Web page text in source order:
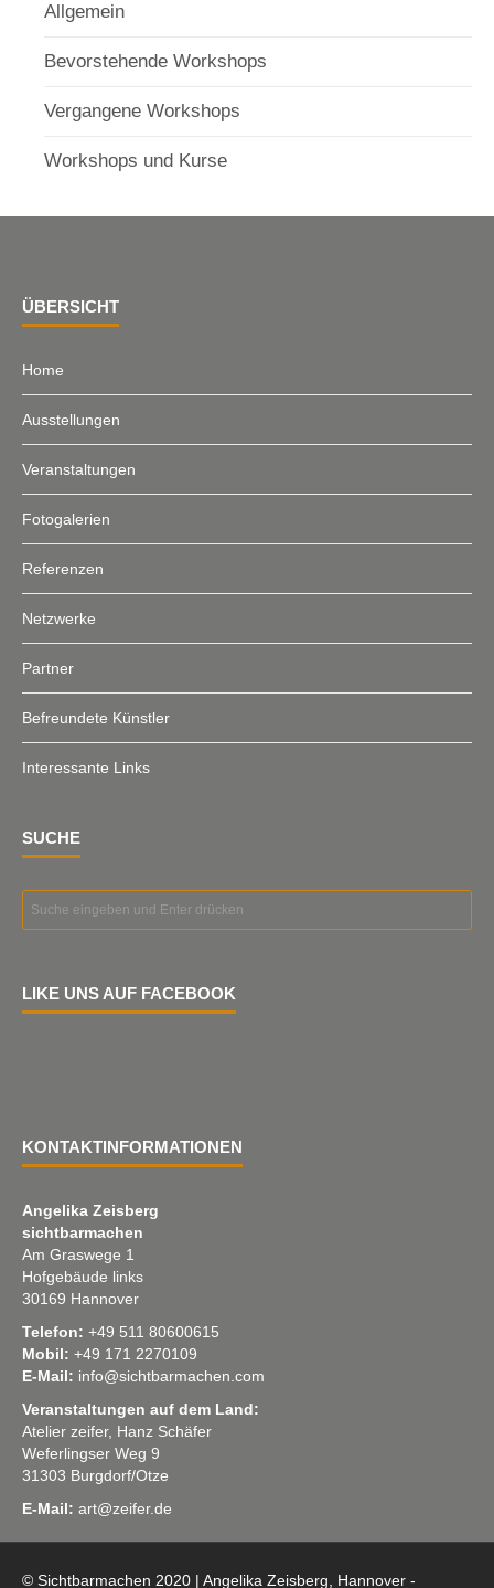
Allgemein
Bevorstehende Workshops
Vergangene Workshops
Workshops und Kurse
ÜBERSICHT
Home
Ausstellungen
Veranstaltungen
Fotogalerien
Referenzen
Netzwerke
Partner
Befreundete Künstler
Interessante Links
SUCHE
LIKE UNS AUF FACEBOOK
KONTAKTINFORMATIONEN
Angelika Zeisberg
sichtbarmachen
Am Graswege 1
Hofgebäude links
30169 Hannover
Telefon: +49 511 80600615
Mobil: +49 171 2270109
E-Mail: info@sichtbarmachen.com
Veranstaltungen auf dem Land:
Atelier zeifer, Hanz Schäfer
Weferlingser Weg 9
31303 Burgdorf/Otze
E-Mail: art@zeifer.de
© Sichtbarmachen 2020 | Angelika Zeisberg, Hannover -